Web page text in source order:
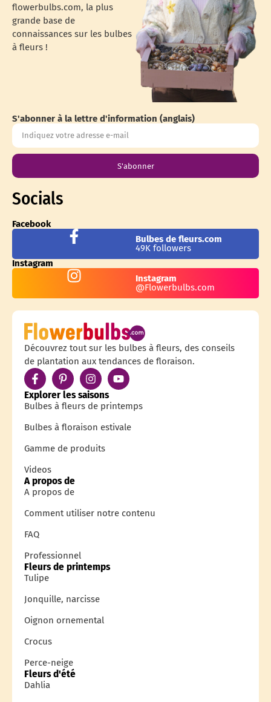
flowerbulbs.com, la plus
grande base de
connaissances sur les bulbes
à fleurs !
S'abonner à la lettre d'information (anglais)
S'abonner
Socials
Facebook
Bulbes de fleurs.com
49K followers
Instagram
Instagram
@Flowerbulbs.com
Découvrez tout sur les bulbes à fleurs, des conseils
de plantation aux tendances de floraison.
Explorer les saisons
Bulbes à fleurs de printemps
Bulbes à floraison estivale
Gamme de produits
Videos
A propos de
A propos de
Comment utiliser notre contenu
FAQ
Professionnel
Fleurs de printemps
Tulipe
Jonquille, narcisse
Oignon ornemental
Crocus
Perce-neige
Fleurs d'été
Dahlia